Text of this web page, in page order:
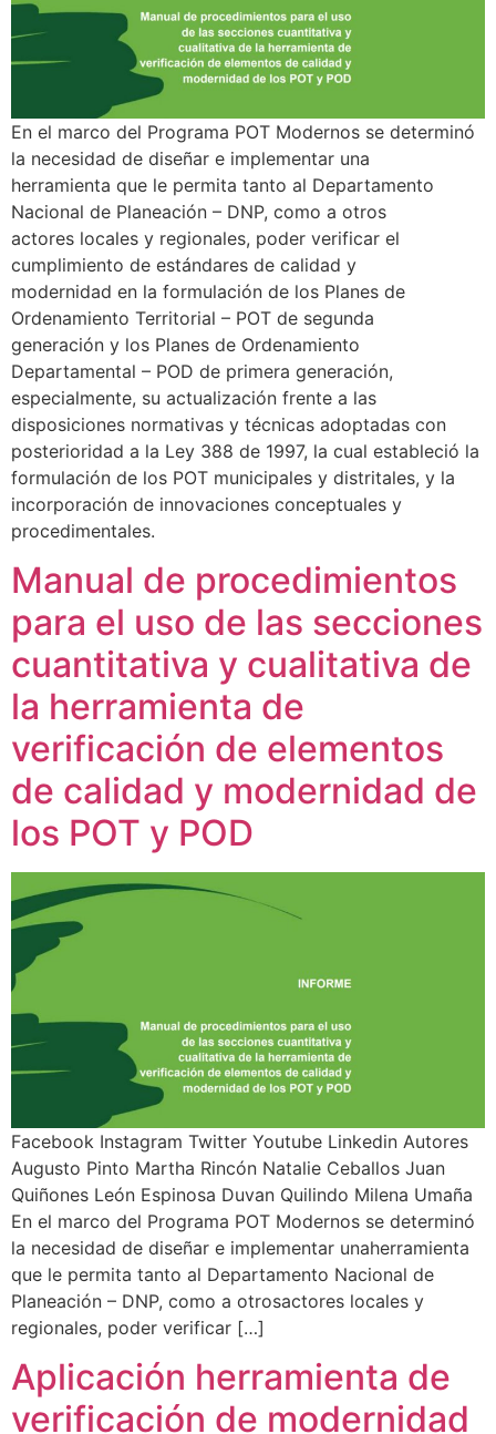
En el marco del Programa POT Modernos se determinó
la necesidad de diseñar e implementar una
herramienta que le permita tanto al Departamento
Nacional de Planeación – DNP, como a otros
actores locales y regionales, poder verificar el
cumplimiento de estándares de calidad y
modernidad en la formulación de los Planes de
Ordenamiento Territorial – POT de segunda
generación y los Planes de Ordenamiento
Departamental – POD de primera generación,
especialmente, su actualización frente a las
disposiciones normativas y técnicas adoptadas con
posterioridad a la Ley 388 de 1997, la cual estableció la
formulación de los POT municipales y distritales, y la
incorporación de innovaciones conceptuales y
procedimentales.
Manual de procedimientos
para el uso de las secciones
cuantitativa y cualitativa de
la herramienta de
verificación de elementos
de calidad y modernidad de
los POT y POD
Facebook Instagram Twitter Youtube Linkedin Autores
Augusto Pinto Martha Rincón Natalie Ceballos Juan
Quiñones León Espinosa Duvan Quilindo Milena Umaña
En el marco del Programa POT Modernos se determinó
la necesidad de diseñar e implementar unaherramienta
que le permita tanto al Departamento Nacional de
Planeación – DNP, como a otrosactores locales y
regionales, poder verificar […]
Aplicación herramienta de
verificación de modernidad